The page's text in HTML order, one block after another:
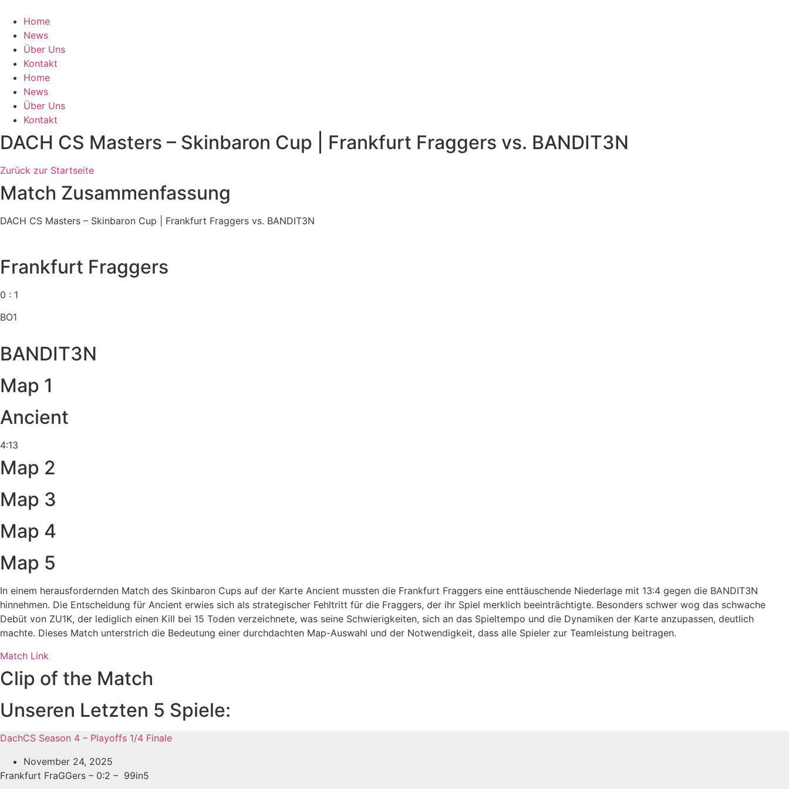
Inhalt
springen
Home
News
Über Uns
Kontakt
Home
News
Über Uns
Kontakt
DACH CS Masters – Skinbaron Cup | Frankfurt Fraggers vs. BANDIT3N
Zurück zur Startseite
Match Zusammenfassung
DACH CS Masters – Skinbaron Cup | Frankfurt Fraggers vs. BANDIT3N
Frankfurt Fraggers
0 : 1
BO1
BANDIT3N
Map 1
Ancient
4:13
Map 2
Map 3
Map 4
Map 5
In einem herausfordernden Match des Skinbaron Cups auf der Karte Ancient mussten die Frankfurt Fraggers eine enttäuschende Niederlage mit 13:4 gegen die BANDIT3N
hinnehmen. Die Entscheidung für Ancient erwies sich als strategischer Fehltritt für die Fraggers, der ihr Spiel merklich beeinträchtigte. Besonders schwer wog das schwache
Debüt von ZU1K, der lediglich einen Kill bei 15 Toden verzeichnete, was seine Schwierigkeiten, sich an das Spieltempo und die Dynamiken der Karte anzupassen, deutlich
machte. Dieses Match unterstrich die Bedeutung einer durchdachten Map-Auswahl und der Notwendigkeit, dass alle Spieler zur Teamleistung beitragen.
Match Link
Clip of the Match
Unseren Letzten 5 Spiele:
DachCS Season 4 – Playoffs 1/4 Finale
November 24, 2025
Frankfurt FraGGers – 0:2 – 99in5